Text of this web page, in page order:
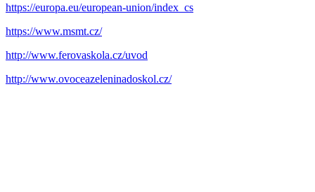
https://europa.eu/european-union/index_cs
https://www.msmt.cz/
http://www.ferovaskola.cz/uvod
http://www.ovoceazeleninadoskol.cz/